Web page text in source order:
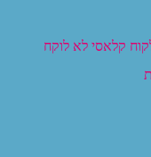
קלאסי לא לוקח